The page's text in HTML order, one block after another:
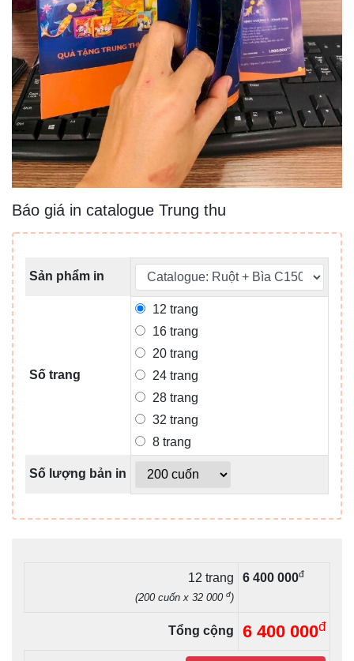
Báo giá in catalogue Trung thu
Sản phẩm in
Số trang
12 trang
16 trang
20 trang
24 trang
28 trang
32 trang
8 trang
Số lượng bản in
12 trang
(200 cuốn x 32 000 đ)
6 400 000đ
Tổng cộng 6 400 000đ